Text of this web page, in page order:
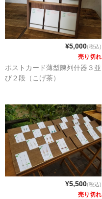
¥5,000(税込)
売り切れ
ポストカード薄型陳列什器３並
び２段（こげ茶）
¥5,500(税込)
売り切れ